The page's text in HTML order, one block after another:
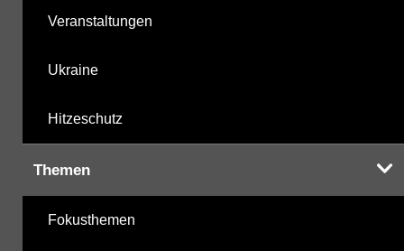
Veranstaltungen
Ukraine
Hitzeschutz
Themen
Fokusthemen